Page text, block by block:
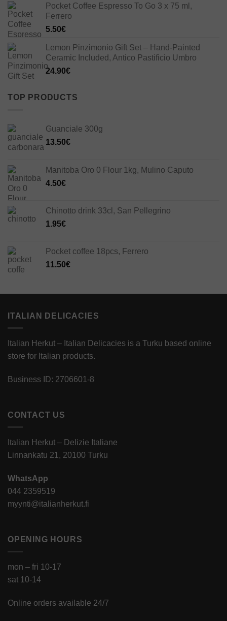
Pocket Coffee Espresso To Go 3 x 75 ml,
Ferrero
5.50€
Lemon Pinzimonio Gift Set – Hand-Painted
Ceramic Included, Antico Pastificio Umbro
24.90€
TOP PRODUCTS
Guanciale 300g
13.50€
Manitoba Oro 0 Flour 1kg, Mulino Caputo
4.50€
Chinotto drink 33cl, San Pellegrino
1.95€
Pocket coffee 18pcs, Ferrero
11.50€
ITALIAN DELICACIES
Italian Herkut – Italian Delicacies is a Turku based online
store for Italian products.
Business ID: 2706601-8
CONTACT US
Italian Herkut – Delizie Italiane
Linnankatu 21, 20100 Turku
WhatsApp
044 2359519
myynti@italianherkut.fi
OPENING HOURS
mon – fri 10-17
sat 10-14
Online orders available 24/7